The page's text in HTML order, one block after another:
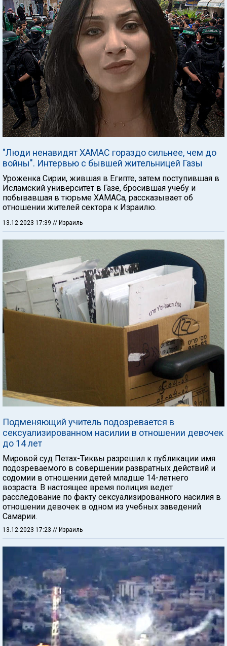
"Люди ненавидят ХАМАС гораздо сильнее, чем до
войны". Интервью с бывшей жительницей Газы
Уроженка Сирии, жившая в Египте, затем поступившая в
Исламский университет в Газе, бросившая учебу и
побывавшая в тюрьме ХАМАСа, рассказывает об
отношении жителей сектора к Израилю.
13.12.2023 17:39 // Израиль
Подменяющий учитель подозревается в
сексуализированном насилии в отношении девочек
до 14 лет
Мировой суд Петах-Тиквы разрешил к публикации имя
подозреваемого в совершении развратных действий и
содомии в отношении детей младше 14-летнего
возраста. В настоящее время полиция ведет
расследование по факту сексуализированного насилия в
отношении девочек в одном из учебных заведений
Самарии.
13.12.2023 17:23 // Израиль